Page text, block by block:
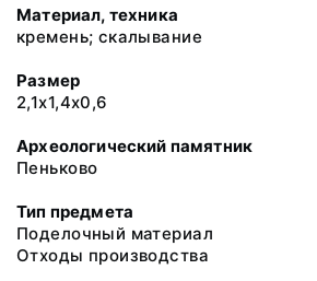
Материал, техника
кремень; скалывание
Размер
2,1х1,4х0,6
Археологический памятник
Пеньково
Тип предмета
Поделочный материал
Отходы производства